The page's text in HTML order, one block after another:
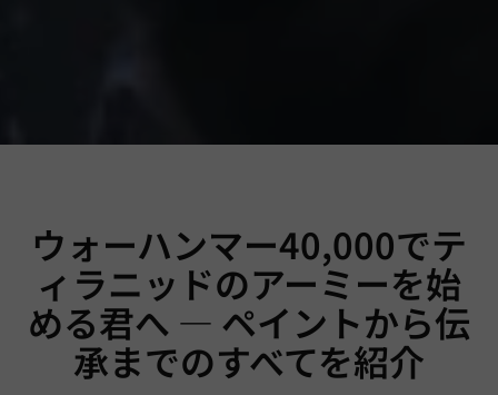
ウォーハンマー40,000でテ
ィラニッドのアーミーを始
める君へ — ペイントから伝
承までのすべてを紹介